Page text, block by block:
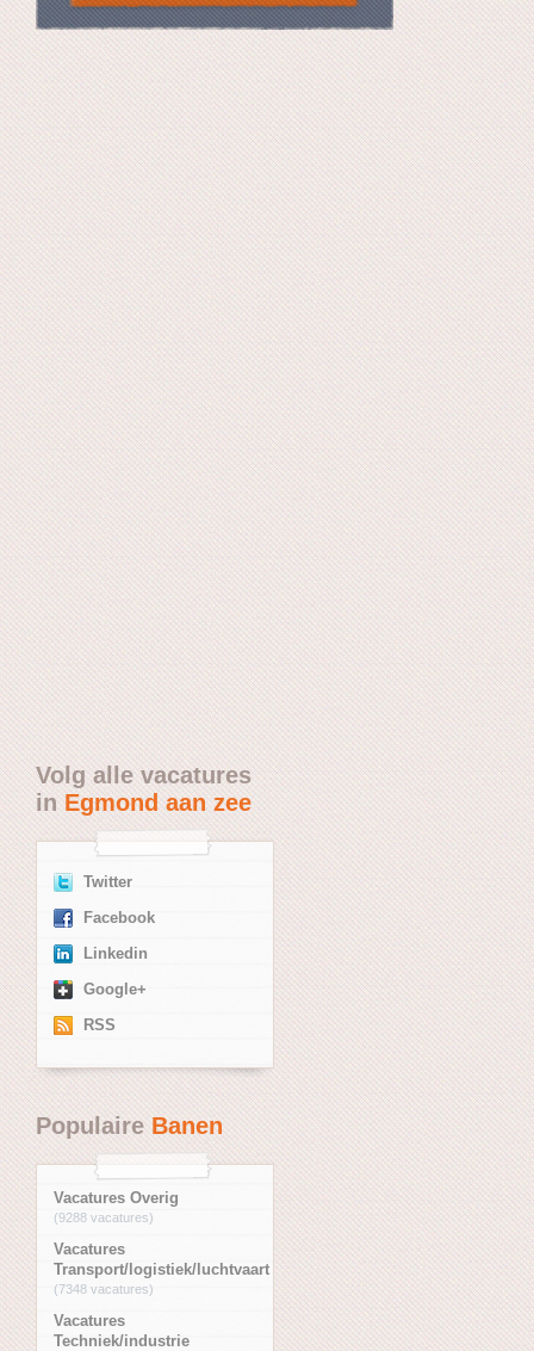
Volg alle vacatures
in Egmond aan zee
Twitter
Facebook
Linkedin
Google+
RSS
PopulaireBanen
Vacatures Overig
(9288 vacatures)
Vacatures
Transport/logistiek/luchtvaart
(7348 vacatures)
Vacatures
Techniek/industrie